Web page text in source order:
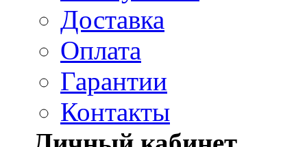
Доставка
Оплата
Гарантии
Контакты